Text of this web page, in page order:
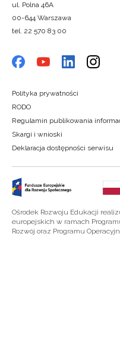
ul. Polna 46A
00-644 Warszawa
tel. 22 570 83 00
Polityka prywatności
RODO
Regulamin publikowania
Skargi i wnioski
Deklaracja dostępności serwisu
Ośrodek Rozwoju Edukacji
europejskich w ramach
Rozwój oraz Programu